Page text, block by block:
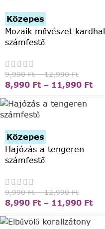
Közepes
Mozaik művészet kardhal
számfestő
9,990Ft – 12,990Ft
8,990 Ft – 11,990 Ft
Közepes
Hajózás a tengeren
számfestő
9,990Ft – 12,990Ft
8,990 Ft – 11,990 Ft